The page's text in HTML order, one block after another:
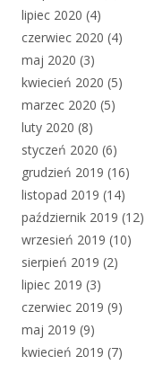
lipiec 2020 (4)
czerwiec 2020 (4)
maj 2020 (3)
kwiecień 2020 (5)
marzec 2020 (5)
luty 2020 (8)
styczeń 2020 (6)
grudzień 2019 (16)
listopad 2019 (14)
październik 2019 (12)
wrzesień 2019 (10)
sierpień 2019 (2)
lipiec 2019 (3)
czerwiec 2019 (9)
maj 2019 (9)
kwiecień 2019 (7)